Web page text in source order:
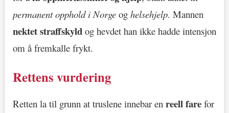
permanent opphold i Norge og helsehjelp. Mannen
nektet straffskyld og hevdet han ikke hadde intensjon
om å fremkalle frykt.
Rettens vurdering
Retten la til grunn at truslene innebar en reell fare for